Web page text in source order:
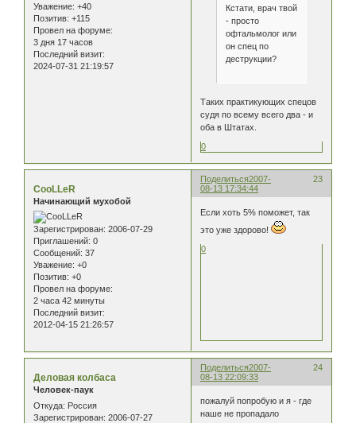
Уважение: +40
Позитив: +115
Провел на форуме:
3 дня 17 часов
Последний визит:
2024-07-31 21:19:57
Кстати, врач твой
- просто
офтальмолог или
он спец по
деструкции?
Таких практикующих спецов
судя по всему всего два - и
оба в Штатах.
0
Поделиться 23
2007-
08-13 17:34:44
CooLLeR
Начинающий мухобой
Зарегистрирован: 2006-07-29
Приглашений: 0
Сообщений: 37
Уважение: +0
Позитив: +0
Провел на форуме:
2 часа 42 минуты
Последний визит:
2012-04-15 21:26:57
Если хоть 5% поможет, так
это уже здорово!
0
Поделиться 24
2007-
08-13 22:09:33
Деловая колбаса
Человек-паук
Откуда: Россия
Зарегистрирован: 2006-07-27
пожалуй попробую и я - где
наше не пропадало